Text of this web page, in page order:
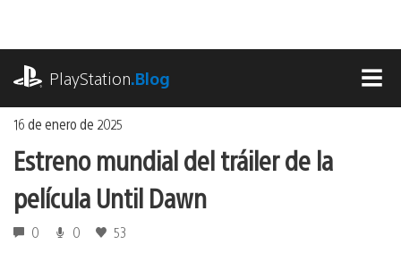
contenido
PlayStation.Blog
16 de enero de 2025
Estreno mundial del tráiler de la
película Until Dawn
0 0 53